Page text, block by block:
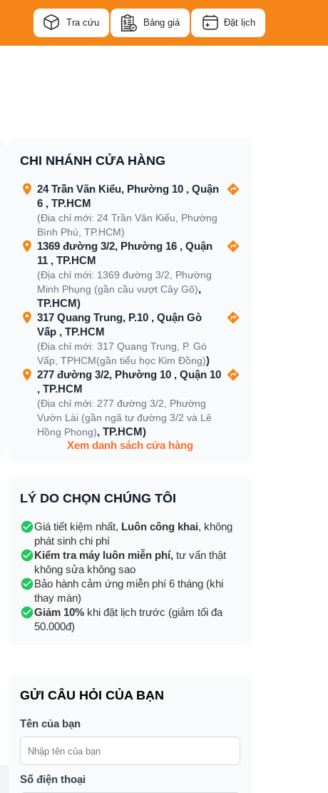
Tra cứu Bảng giá Đặt lịch
CHI NHÁNH CỬA HÀNG
24 Trần Văn Kiểu, Phường 10 , Quận
6 , TP.HCM
(Địa chỉ mới: 24 Trần Văn Kiểu, Phường
Bình Phú, TP.HCM)
1369 đường 3/2, Phường 16 , Quận
11 , TP.HCM
(Địa chỉ mới: 1369 đường 3/2, Phường
Minh Phụng (gần cầu vượt Cây Gõ),
TP.HCM)
317 Quang Trung, P.10 , Quận Gò
Vấp , TP.HCM
(Địa chỉ mới: 317 Quang Trung, P. Gò
Vấp, TPHCM(gần tiểu học Kim Đồng))
277 đường 3/2, Phường 10 , Quận 10
, TP.HCM
(Địa chỉ mới: 277 đường 3/2, Phường
Vườn Lài (gần ngã tư đường 3/2 và Lê
Hồng Phong), TP.HCM)
Xem danh sách cửa hàng
LÝ DO CHỌN CHÚNG TÔI
Giá tiết kiệm nhất, Luôn công khai, không
phát sinh chi phí
Kiểm tra máy luôn miễn phí, tư vấn thật
không sửa không sao
Bảo hành cảm ứng miễn phí 6 tháng (khi
thay màn)
Giảm 10% khi đặt lịch trước (giảm tối đa
50.000đ)
GỬI CÂU HỎI CỦA BẠN
Tên của bạn
Số điện thoại